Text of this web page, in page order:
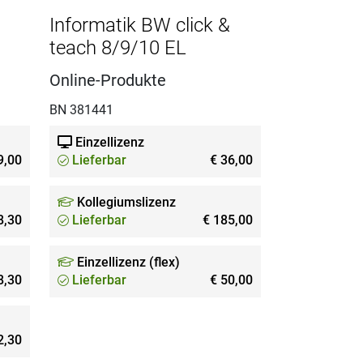
Informatik BW click &
teach 8/9/10 EL
Online-Produkte
BN 381441
Einzellizenz
Lieferbar
€ 36,00
Kollegiumslizenz
Lieferbar
€ 185,00
Einzellizenz (flex)
Lieferbar
€ 50,00